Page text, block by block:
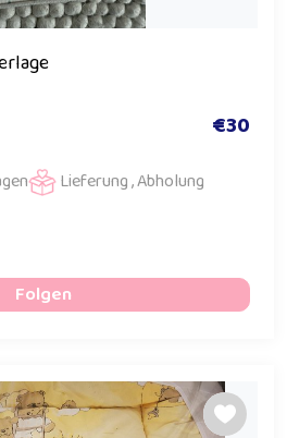
€30
Lieferung , Abholung
Folgen